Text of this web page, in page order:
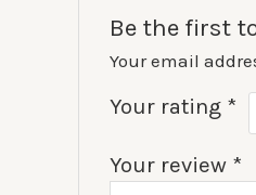
Be the first
Your email
Your rating *
Your review *